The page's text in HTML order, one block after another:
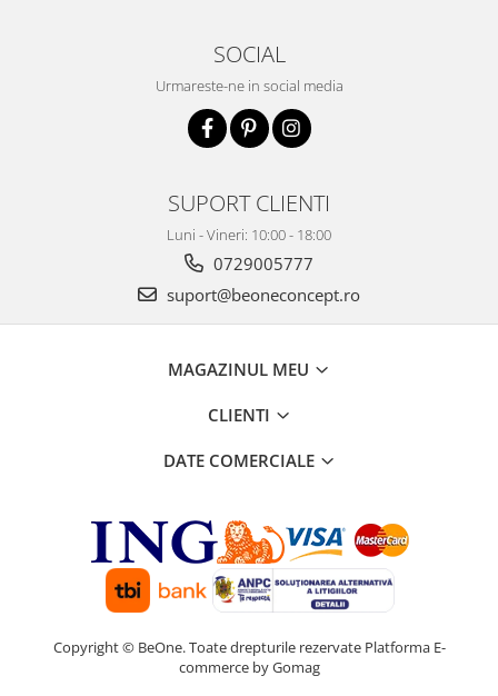
SOCIAL
Urmareste-ne in social media
SUPORT CLIENTI
Luni - Vineri: 10:00 - 18:00
0729005777
suport@beoneconcept.ro
MAGAZINUL MEU
CLIENTI
DATE COMERCIALE
Copyright © BeOne. Toate drepturile rezervate Platforma E-
commerce by Gomag